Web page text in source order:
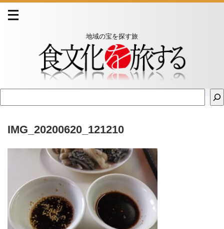
地域の宝を探す旅
IMG_20200620_121210